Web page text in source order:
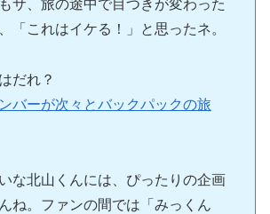
サ、旅の途中で目つきが変わった
「これはイケる！」と思ったネ。
だれ？
バーが次々とバックパックの旅
北山くんには、ぴったりの企画
ね。ファンの間では「みっくん